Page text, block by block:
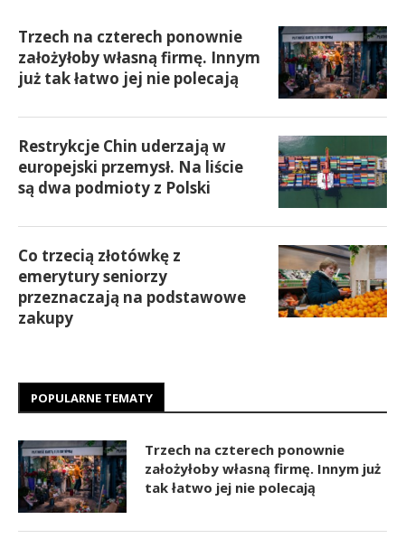
Trzech na czterech ponownie
założyłoby własną firmę. Innym
już tak łatwo jej nie polecają
Restrykcje Chin uderzają w
europejski przemysł. Na liście
są dwa podmioty z Polski
Co trzecią złotówkę z
emerytury seniorzy
przeznaczają na podstawowe
zakupy
POPULARNE TEMATY
Trzech na czterech ponownie
założyłoby własną firmę. Innym już
tak łatwo jej nie polecają